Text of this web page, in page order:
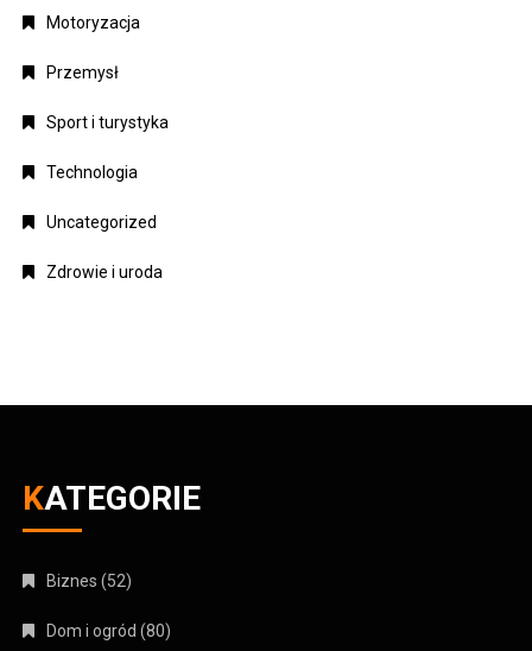
Motoryzacja
Przemysł
Sport i turystyka
Technologia
Uncategorized
Zdrowie i uroda
KATEGORIE
Biznes (52)
Dom i ogród (80)